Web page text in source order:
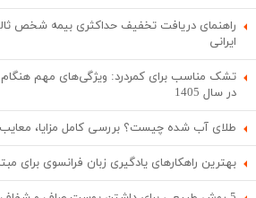
راهنمای دریافت تخفیف حداکثری بیمه شخص
ایرانی
تشک مناسب برای کمردرد: ویژگی‌های مهم
در سال 1405
طلای آب شده چیست؟ بررسی کامل مزایا،
بهترین راهکارهای یادگیری زبان فرانسوی برای